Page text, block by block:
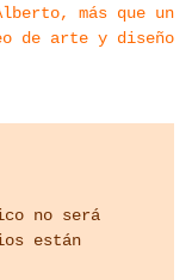
más que un
de arte y diseño
no será
están